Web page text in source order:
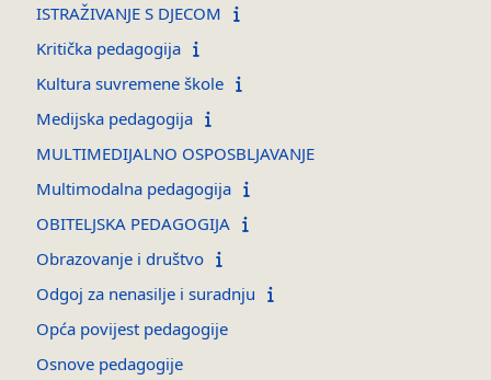
ISTRAŽIVANJE S DJECOM
Kritička pedagogija
Kultura suvremene škole
Medijska pedagogija
MULTIMEDIJALNO OSPOSBLJAVANJE
Multimodalna pedagogija
OBITELJSKA PEDAGOGIJA
Obrazovanje i društvo
Odgoj za nenasilje i suradnju
Opća povijest pedagogije
Osnove pedagogije